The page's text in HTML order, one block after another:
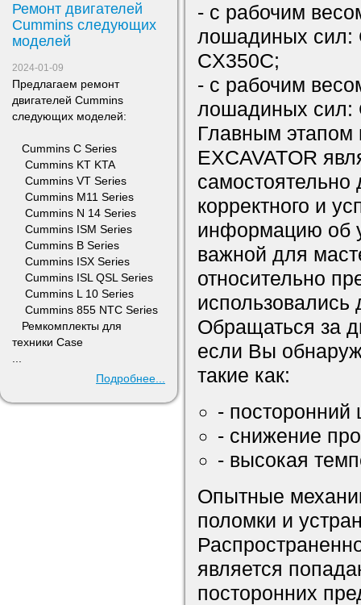
- с рабочим
лошадиных сил:
CX350C;
- с рабочим
лошадиных сил:
Главным этапом
EXCAVATOR
корректного и
информацию об
важной для
относительно
использовались
Обращаться за
если Вы
такие как:
-
- снижение
- высокая
Опытные
поломки и
является
посторонних
Ремонт двигателей
Сummins следующих
моделей
2024-01-09
Предлагаем ремонт
двигателей Сummins
следующих моделей:
​ Cummins C Series
Cummins KT KTA
Cummins VT Series
Cummins M11 Series
Cummins N 14 Series
Cummins ISM Series
Cummins B Series
Cummins ISX Series
Cummins ISL QSL Series
Cummins L 10 Series
Cummins 855 NTC Series
Ремкомплекты для
техники Case
Подробнее...